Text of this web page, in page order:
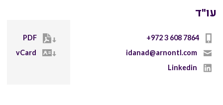
עו"ד
+972 3 608 7864
idanad@arnontl.com
Linkedin
PDF
vCard